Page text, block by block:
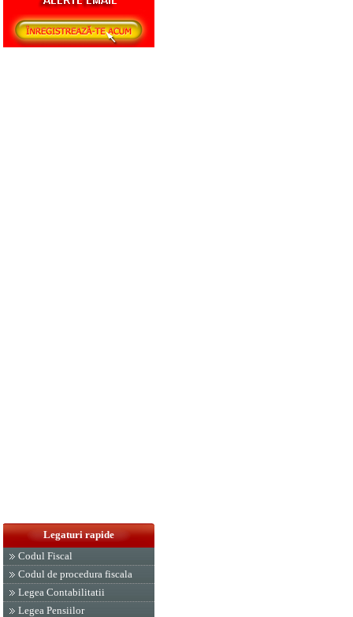
Legaturi rapide
Codul Fiscal
Codul de procedura fiscala
Legea Contabilitatii
Legea Pensiilor